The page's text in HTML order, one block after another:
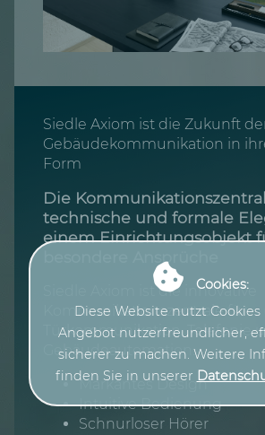
Siedle Axiom ist die Zukunft
Gebäudekommunikation in
Form
Die
technische und formale
einem Einrichtungsobjekt
besondere Ansprüche
Siedle Axiom ist die innovative
Kommunikationszentrale für
Türkommunikation, Telefonie
Gebäudeautomation.
Markantes Design
Intuitive Bedienung
Schnurloser Hörer
Cookies:
Diese Website nutzt
Angebot nutzerfreundlicher,
sicherer zu machen. Weitere
finden Sie in unserer